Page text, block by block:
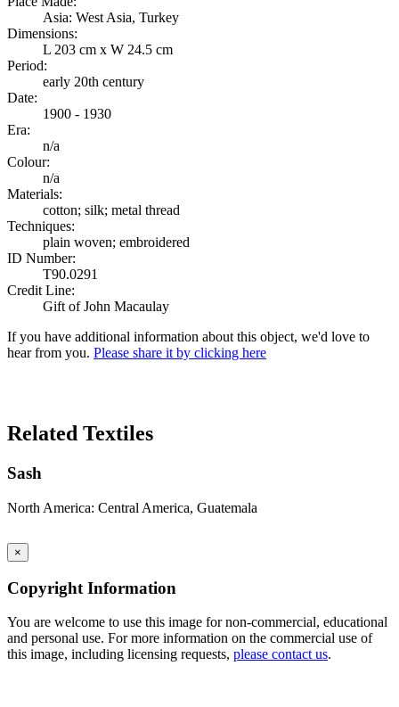
Asia: West Asia, Turkey
Dimensions:
L 203 cm x W 24.5 cm
Period:
early 20th century
Date:
1900 - 1930
Era:
n/a
Colour:
n/a
Materials:
cotton; silk; metal thread
Techniques:
plain woven; embroidered
ID Number:
T90.0291
Credit Line:
Gift of John Macaulay
If you have additional information about this object, we'd love to
hear from you. Please share it by clicking here
Related Textiles
Sash
North America: Central America, Guatemala
×
Copyright Information
You are welcome to use this image for non-commercial, educational
and personal use. For more information on the commercial use of
this image, including licensing requests, please contact us.